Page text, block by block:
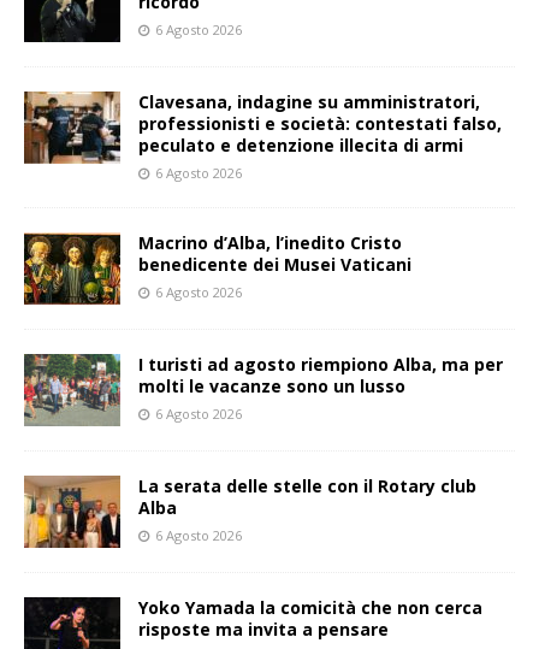
6 Agosto 2026
Clavesana, indagine su amministratori,
professionisti e società: contestati falso,
peculato e detenzione illecita di armi
6 Agosto 2026
Macrino d’Alba, l’inedito Cristo
benedicente dei Musei Vaticani
6 Agosto 2026
I turisti ad agosto riempiono Alba, ma per
molti le vacanze sono un lusso
6 Agosto 2026
La serata delle stelle con il Rotary club
Alba
6 Agosto 2026
Yoko Yamada la comicità che non cerca
risposte ma invita a pensare